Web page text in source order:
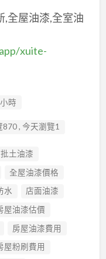
,全屋油漆,全室油
xuite-
時
870 , 今天瀏覽1
土油漆
全屋油漆價格
水
店面油漆
屋油漆估價
房屋油漆費用
屋粉刷費用